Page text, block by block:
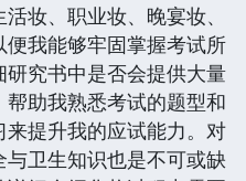
妆、职业妆、晚宴妆、
我能够牢固掌握考试所
究书中是否会提供大量
助我熟悉考试的题型和
提升我的应试能力。对
卫生知识也是不可或缺